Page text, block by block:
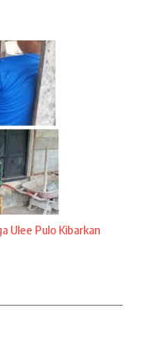
Ulee Pulo Kibarkan